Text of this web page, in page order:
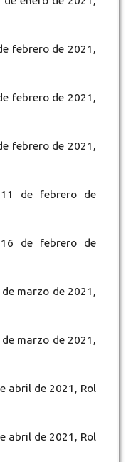
febrero de 2021,
febrero de 2021,
febrero de 2021,
11 de febrero de
16 de febrero de
de marzo de 2021,
de marzo de 2021,
abril de 2021, Rol
abril de 2021, Rol